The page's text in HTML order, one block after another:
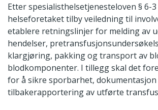
Etter spesialisthelsetjenesteloven § 6-3
helseforetaket tilby veiledning til
etablere retningslinjer for melding av
hendelser,
klargjøring, pakking og transport av
blodkomponenter. I tillegg skal det
for å sikre sporbarhet,
tilbakerapportering av utførte